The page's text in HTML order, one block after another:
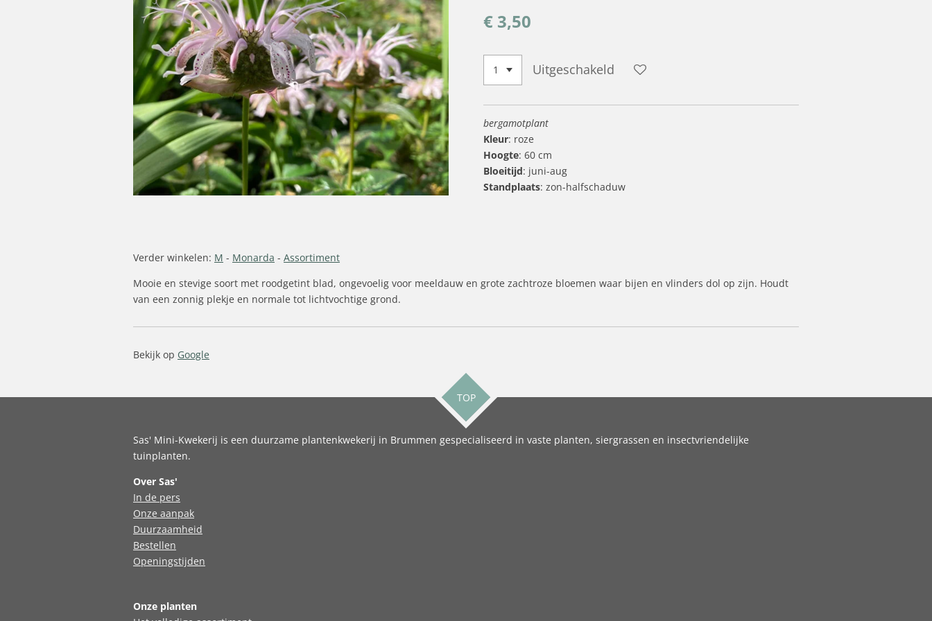
€ 3,50
Uitgeschakeld
bergamotplant
Kleur: roze
Hoogte: 60 cm
Bloeitijd: juni-aug
Standplaats: zon-halfschaduw
Verder winkelen: M - Monarda - Assortiment
Mooie en stevige soort met roodgetint blad, ongevoelig voor meeldauw en grote zachtroze bloemen waar bijen en vlinders dol op zijn. Houdt
van een zonnig plekje en normale tot lichtvochtige grond.
Bekijk op Google
TOP
Sas' Mini-Kwekerij is een duurzame plantenkwekerij in Brummen gespecialiseerd in vaste planten, siergrassen en insectvriendelijke
tuinplanten.
Over Sas'
In de pers
Onze aanpak
Duurzaamheid
Bestellen
Openingstijden
Onze planten